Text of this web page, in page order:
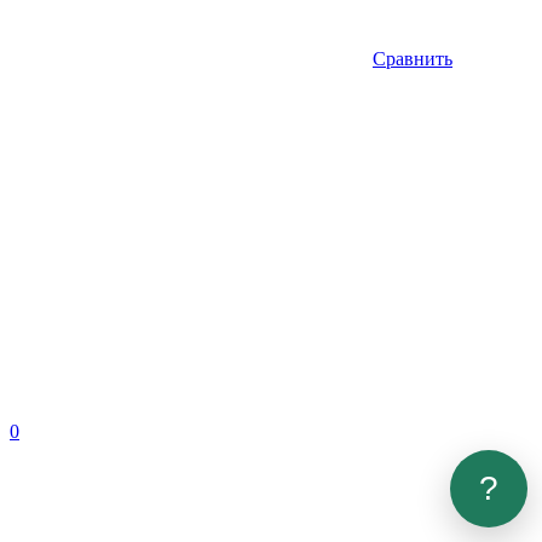
Сравнить
0
?